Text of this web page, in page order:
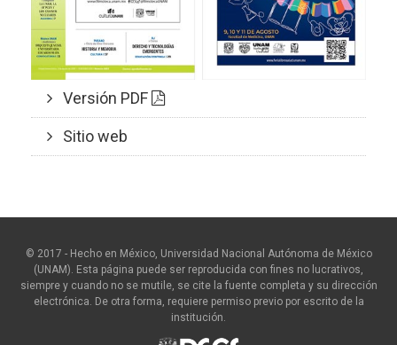
Versión PDF
Sitio web
© 2017 - Hecho en México, Universidad Nacional Autónoma de México
(UNAM). Esta página puede ser reproducida con fines no lucrativos,
siempre y cuando no se mutile, se cite la fuente completa y su dirección
electrónica. De otra forma, requiere permiso previo por escrito de la
institución.